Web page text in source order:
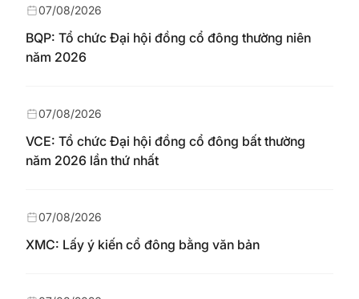
BQP: Tổ chức Đại hội đồng cổ đông thường niên
năm 2026
07/08/2026
VCE: Tổ chức Đại hội đồng cổ đông bất thường
năm 2026 lần thứ nhất
07/08/2026
XMC: Lấy ý kiến cổ đông bằng văn bản
07/08/2026